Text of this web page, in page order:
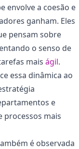
envolve a coesão e
ganham. Eles
pensam sobre
o senso de
mais ágil.
essa dinâmica ao
e
processos mais
é observada